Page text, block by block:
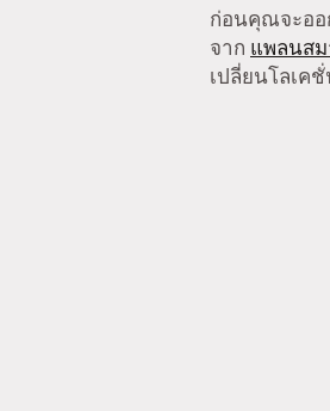
ก่อนคุณจะออ
จาก แพลนส
เปลี่ยนโลเค